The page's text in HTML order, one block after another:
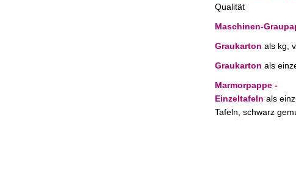
Qualität
Maschinen-
Graukarton als kg,
Graukarton als
Marmorpappe -
Einzeltafeln als
Tafeln, schwarz